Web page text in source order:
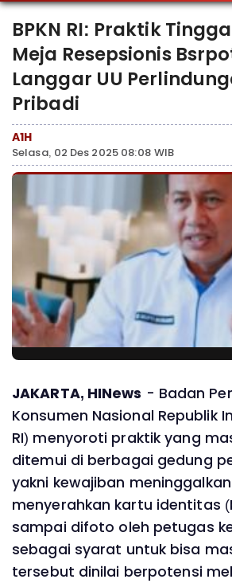
BPKN RI: Praktik
Meja Resepsionis
Langgar UU
Pribadi
A1H
Selasa, 02 Des 2025 08:08 WIB
JAKARTA, HINews - Badan
Konsumen Nasional Republik
RI) menyoroti praktik yang
ditemui di berbagai gedung
yakni kewajiban
menyerahkan kartu identitas
sampai difoto oleh petugas
sebagai syarat untuk bisa
tersebut dinilai berpotensi